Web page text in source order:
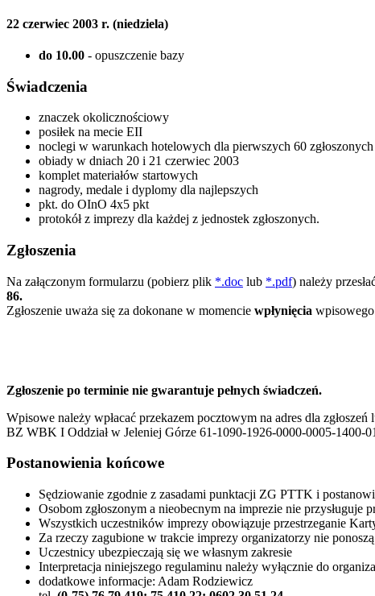
22 czerwiec 2003 r. (niedziela)
do 10.00 - opuszczenie bazy
Świadczenia
znaczek okolicznościowy
posiłek na mecie EII
noclegi w warunkach hotelowych dla pierwszych 60
obiady w dniach 20 i 21 czerwiec 2003
komplet materiałów startowych
nagrody, medale i dyplomy dla najlepszych
pkt. do OInO 4x5 pkt
protokół z imprezy dla każdej z jednostek zgłoszonych.
Zgłoszenia
Na załączonym formularzu (pobierz plik *.doc lub *.pdf) należy
86.
Zgłoszenie uważa się za dokonane w momencie wpłynięcia
Zgłoszenie po terminie nie gwarantuje pełnych świadczeń.
Wpisowe należy wpłacać przekazem pocztowym na adres dla
BZ WBK I Oddział w Jeleniej Górze 61-1090-1926-0000-0005-1400-
Postanowienia końcowe
Sędziowanie zgodnie z zasadami punktacji ZG PTTK i
Osobom zgłoszonym a nieobecnym na imprezie nie przysługuje
Wszystkich uczestników imprezy obowiązuje przestrzeganie
Za rzeczy zagubione w trakcie imprezy organizatorzy nie
Uczestnicy ubezpieczają się we własnym zakresie
Interpretacja niniejszego regulaminu należy wyłącznie do
dodatkowe informacje: Adam Rodziewicz